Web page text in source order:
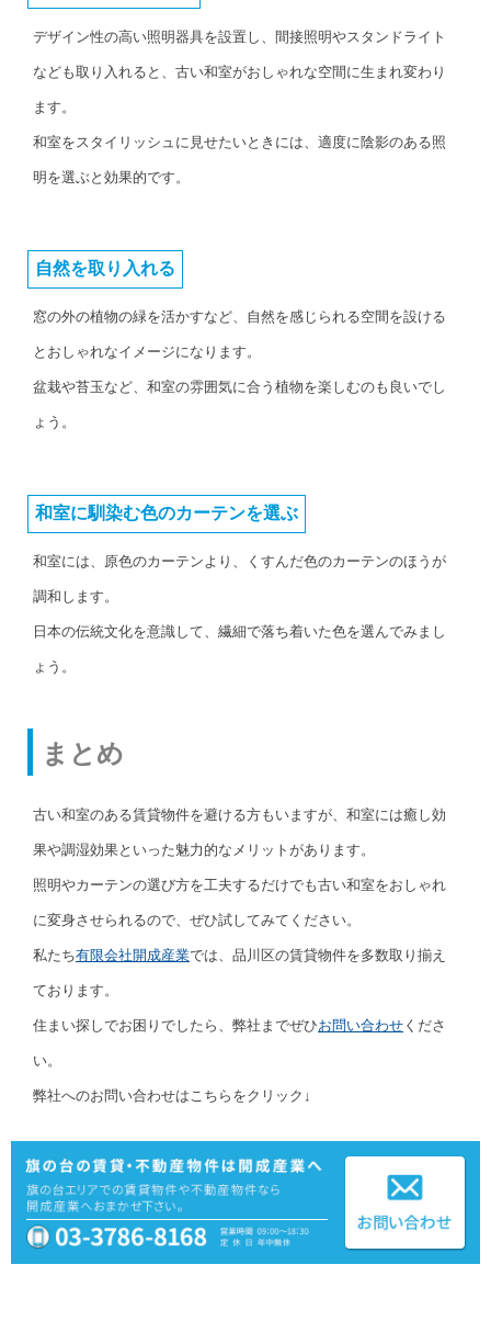
デザイン性の高い照明器具を設置し、間接照明やスタンドライト
なども取り入れると、古い和室がおしゃれな空間に生まれ変わり
ます。
和室をスタイリッシュに見せたいときには、適度に陰影のある照
明を選ぶと効果的です。
自然を取り入れる
窓の外の植物の緑を活かすなど、自然を感じられる空間を設ける
とおしゃれなイメージになります。
盆栽や苔玉など、和室の雰囲気に合う植物を楽しむのも良いでし
ょう。
和室に馴染む色のカーテンを選ぶ
和室には、原色のカーテンより、くすんだ色のカーテンのほうが
調和します。
日本の伝統文化を意識して、繊細で落ち着いた色を選んでみまし
ょう。
まとめ
古い和室のある賃貸物件を避ける方もいますが、和室には癒し効
果や調湿効果といった魅力的なメリットがあります。
照明やカーテンの選び方を工夫するだけでも古い和室をおしゃれ
に変身させられるので、ぜひ試してみてください。
私たち有限会社開成産業では、品川区の賃貸物件を多数取り揃え
ております。
住まい探しでお困りでしたら、弊社までぜひお問い合わせ くださ
い。
弊社へのお問い合わせはこちらをクリック↓